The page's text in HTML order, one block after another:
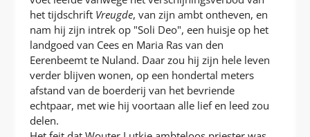
het tijdschrift Vreugde, van zijn ambt ontheven, en
nam hij zijn intrek op "Soli Deo", een huisje op het
landgoed van Cees en Maria Ras van den
Eerenbeemt te Nuland. Daar zou hij zijn hele leven
verder blijven wonen, op een hondertal meters
afstand van de boerderij van het bevriende
echtpaar, met wie hij voortaan alle lief en leed zou
delen.